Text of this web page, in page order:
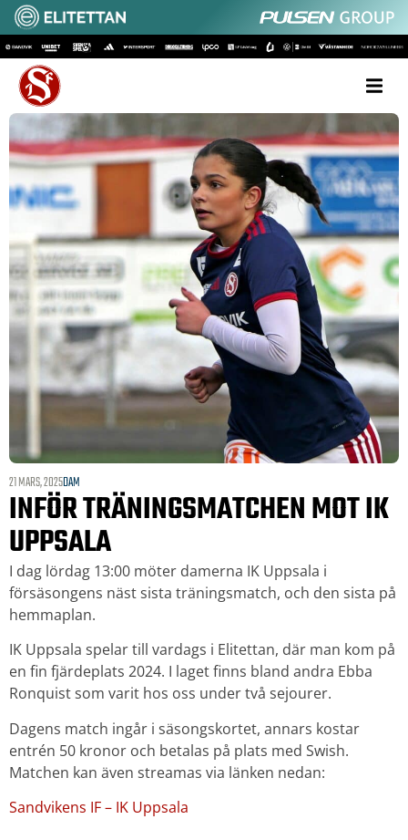
21 MARS, 2025DAM
INFÖR TRÄNINGSMATCHEN MOT IK
UPPSALA
I dag lördag 13:00 möter damerna IK Uppsala i
försäsongens näst sista träningsmatch, och den sista på
hemmaplan.
IK Uppsala spelar till vardags i Elitettan, där man kom på
en fin fjärdeplats 2024. I laget finns bland andra Ebba
Ronquist som varit hos oss under två sejourer.
Dagens match ingår i säsongskortet, annars kostar
entrén 50 kronor och betalas på plats med Swish.
Matchen kan även streamas via länken nedan:
Sandvikens IF – IK Uppsala